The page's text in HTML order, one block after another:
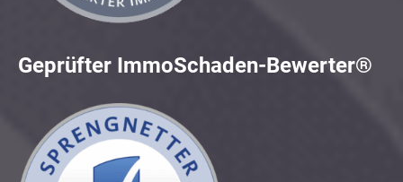
Geprüfter ImmoSchaden-Bewerter®